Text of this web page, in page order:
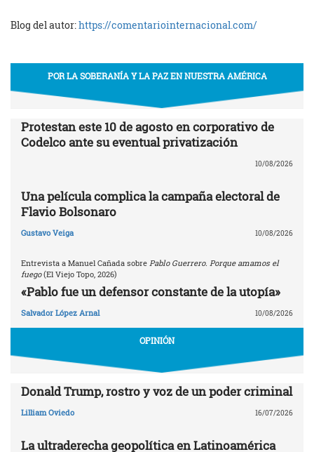
Blog del autor:https://comentariointernacional.com/
POR LA SOBERANÍA Y LA PAZ EN NUESTRA AMÉRICA
Protestan este 10 de agosto en corporativo de
Codelco ante su eventual privatización
10/08/2026
Una película complica la campaña electoral de
Flavio Bolsonaro
Gustavo Veiga 10/08/2026
Entrevista a Manuel Cañada sobre Pablo Guerrero. Porque amamos el
fuego(El Viejo Topo, 2026)
«Pablo fue un defensor constante de la utopía»
Salvador López Arnal 10/08/2026
OPINIÓN
Donald Trump, rostro y voz de un poder criminal
Lilliam Oviedo 16/07/2026
La ultraderecha geopolítica en Latinoamérica